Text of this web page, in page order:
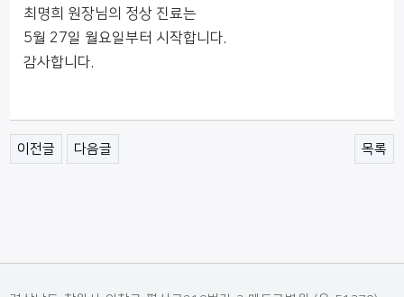
최명희 원장님의 정상 진료는
5월 27일 월요일부터 시작합니다.
감사합니다.
이전글 다음글 목록